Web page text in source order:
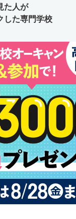
た人が
した専門学校